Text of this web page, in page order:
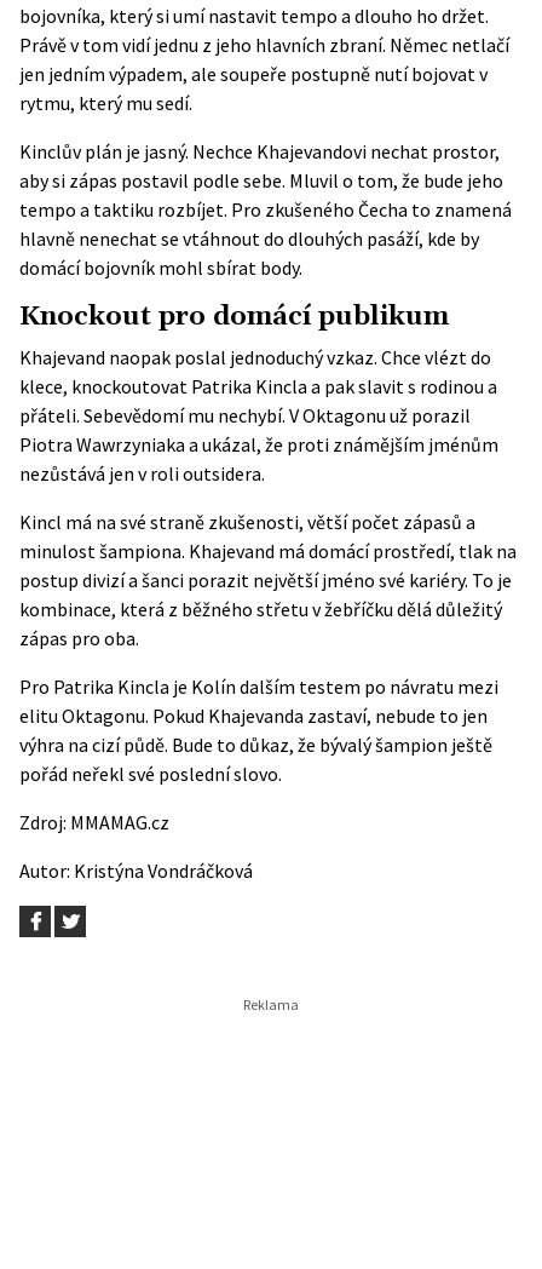
bojovníka, který si umí nastavit tempo a dlouho ho držet.
Právě v tom vidí jednu z jeho hlavních zbraní. Němec netlačí
jen jedním výpadem, ale soupeře postupně nutí bojovat v
rytmu, který mu sedí.
Kinclův plán je jasný. Nechce Khajevandovi nechat prostor,
aby si zápas postavil podle sebe. Mluvil o tom, že bude jeho
tempo a taktiku rozbíjet. Pro zkušeného Čecha to znamená
hlavně nenechat se vtáhnout do dlouhých pasáží, kde by
domácí bojovník mohl sbírat body.
Knockout pro domácí publikum
Khajevand naopak poslal jednoduchý vzkaz. Chce vlézt do
klece, knockoutovat Patrika Kincla a pak slavit s rodinou a
přáteli. Sebevědomí mu nechybí. V Oktagonu už porazil
Piotra Wawrzyniaka a ukázal, že proti známějším jménům
nezůstává jen v roli outsidera.
Kincl má na své straně zkušenosti, větší počet zápasů a
minulost šampiona. Khajevand má domácí prostředí, tlak na
postup divizí a šanci porazit největší jméno své kariéry. To je
kombinace, která z běžného střetu v žebříčku dělá důležitý
zápas pro oba.
Pro Patrika Kincla je Kolín dalším testem po návratu mezi
elitu Oktagonu. Pokud Khajevanda zastaví, nebude to jen
výhra na cizí půdě. Bude to důkaz, že bývalý šampion ještě
pořád neřekl své poslední slovo.
Zdroj: MMAMAG.cz
Autor: Kristýna Vondráčková